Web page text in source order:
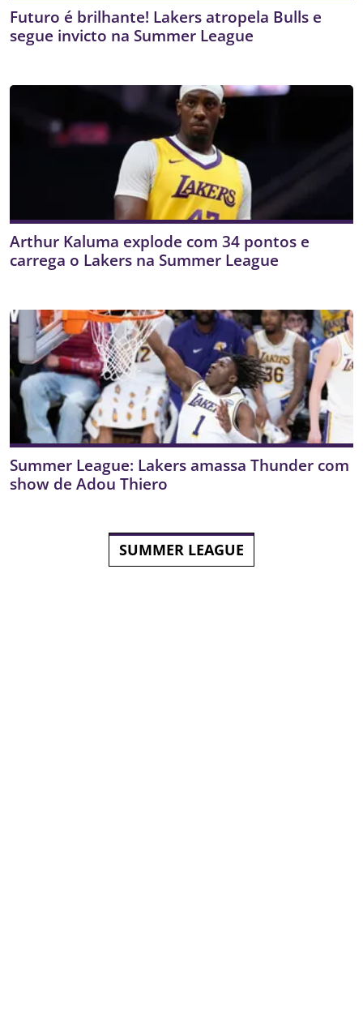
Futuro é brilhante! Lakers atropela Bulls e
segue invicto na Summer League
Arthur Kaluma explode com 34 pontos e
carrega o Lakers na Summer League
Summer League: Lakers amassa Thunder com
show de Adou Thiero
SUMMER LEAGUE